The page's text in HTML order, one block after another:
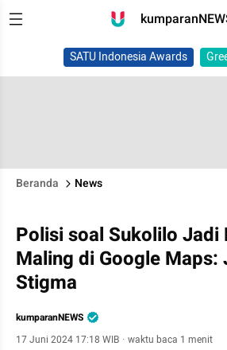
SATU Indonesia Awards
Beranda News
Polisi soal Sukolilo Jadi
Maling di Google Maps:
Stigma
kumparanNEWS
17 Juni 2024 17:18 WIB · waktu baca 1 menit